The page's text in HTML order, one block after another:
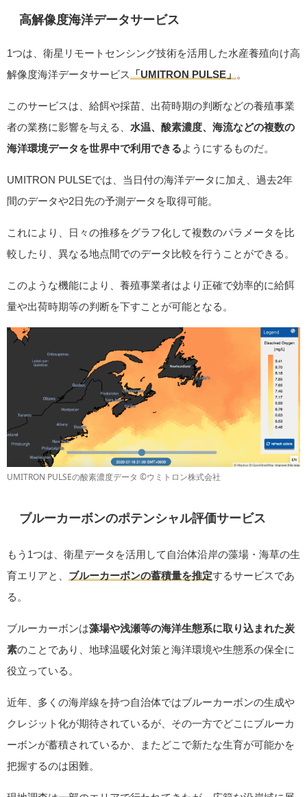
高解像度海洋データサービス
1つは、衛星リモートセンシング技術を活用した水産養殖向け高
解像度海洋データサービス 「UMITRON PULSE」
このサービスは、給餌や採苗、出荷時期の判断などの養殖事業
者の業務に影響を与える、 水温、酸素濃度、海流などの複数の
海洋環境データを世界中で利用できる ようにするものだ。
UMITRON PULSEでは、当日付の海洋データに加え、過去2年
間のデータや2日先の予測データを取得可能。
これにより、日々の推移をグラフ化して複数のパラメータを比
較したり、異なる地点間でのデータ比較を行うことができる。
このような機能により、養殖事業者はより正確で効率的に給餌
量や出荷時期等の判断を下すことが可能となる。
UMITRON PULSEの酸素濃度データ ©ウミトロン株式会社
ブルーカーボンのポテンシャル評価サービス
もう1つは、衛星データを活用して自治体沿岸の藻場・海草の生
育エリアと、 ブルーカーボンの蓄積量を推定するサービスであ
る。
ブルーカーボンは藻場や浅瀬等の海洋生態系に取り込まれた炭
素のことであり、地球温暖化対策と海洋環境や生態系の保全に
役立っている。
近年、多くの海岸線を持つ自治体ではブルーカーボンの生成や
クレジット化が期待されているが、その一方でどこにブルーカ
ーボンが蓄積されているか、またどこで新たな生育が可能かを
把握するのは困難。